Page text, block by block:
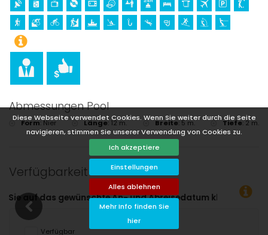
Diese Webseite verwendet Cookies. Wenn Sie weiter durch die Seite
navigieren, stimmen Sie unserer Verwendung von Cookies zu.
Ich akzeptiere
Einstellungen
Alles ablehnen
Mehr Info finden Sie
hier
Abmessungen Pool
Form:Nier Länge: 12 m. Breite:5 m. Tiefe:2 m.
Verfügbarkeit
Verfügbar